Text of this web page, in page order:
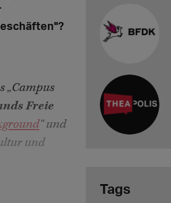
„Campus
Freie
“ und
und
Tags